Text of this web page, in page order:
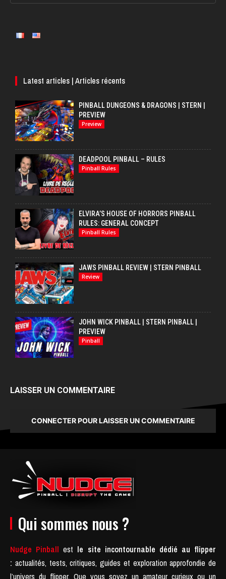
Latest articles | Articles récents
PINBALL DUNGEONS & DRAGONS | STERN |
PREVIEW
Preview
DEADPOOL PINBALL – RULES
Pinball Rules
ELVIRA’S HOUSE OF HORRORS PINBALL
RULES: GENERAL CONCEPT
Pinball Rules
JAWS PINBALL REVIEW | STERN PINBALL
Review
JOHN WICK PINBALL | STERN PINBALL |
PREVIEW
Pinball
LAISSER UN COMMENTAIRE
CONNECTER POUR LAISSER UN COMMENTAIRE
Qui sommes nous ?
Nudge Pinball est le site incontournable dédié au flipper
: actualités, tests, critiques, guides et exploration approfondie de
l’univers du flipper. Que vous soyez un amateur curieux ou un